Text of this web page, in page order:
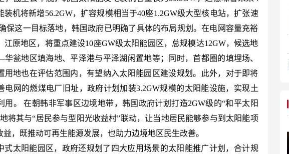
装机将新增56.2GW，扩容规模相当于40座1.2GW级大型核电站，扩张速
保这一目标落地，韩国政府已明确了具体的布局规划。在电网容量充裕
江原地区，将重点建设10座GW级太阳能园区，总规模达12GW，候选地
瓮地区填海地、平泽港与平泽湖闲置地等；同时，首都圈的填埋场、
用地也在评估范围内，有望纳入太阳能园区建设规划。此外，对于即将
电网的燃煤电厂旧址，政府计划加装3.2GW规模的太阳能设施，实现土
用。 在朝韩非军事区边境地带，韩国政府计划打造2GW级的“和平太阳
将其与“居民参与型阳光收益村”联动，让当地居民能够参与到太阳能项
益，既推动可再生能源发展，也助力边境地区民生改善。
式太阳能园区，政府还规划了四大应用场景的太阳能推广计划，合计规